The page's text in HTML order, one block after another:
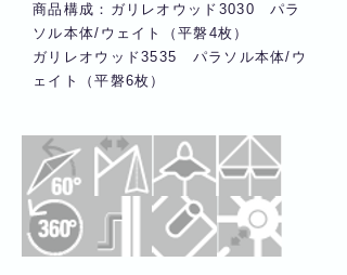
商品構成：ガリレオウッド3030 パラ
ソル本体/ウェイト（平磐4枚）
ガリレオウッド3535 パラソル本体/ウ
ェイト（平磐6枚）